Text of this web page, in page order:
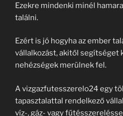
Ezekre mindenki minél
találni.
Ezért is jó hogyha az ember
vállalkozást, akitől segítséget
nehézségek merülnek fel.
A vizgazfutesszerelo24 egy
tapasztalattal rendelkező
víz-, gáz- vagy